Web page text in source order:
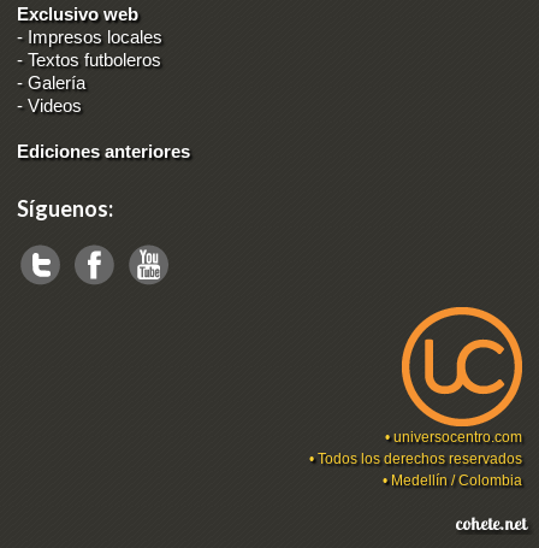
Exclusivo web
- Impresos locales
-Textos futboleros
-Galería
-Videos
Ediciones anteriores
Síguenos:
•universocentro.com
• Todos los derechos reservados
• Medellín / Colombia